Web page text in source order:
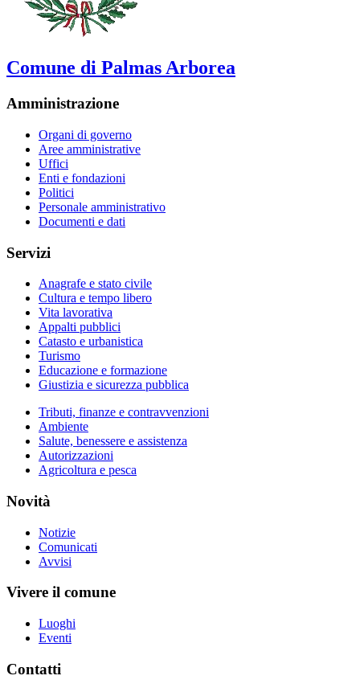
Comune di Palmas Arborea
Amministrazione
Organi di governo
Aree amministrative
Uffici
Enti e fondazioni
Politici
Personale amministrativo
Documenti e dati
Servizi
Anagrafe e stato civile
Cultura e tempo libero
Vita lavorativa
Appalti pubblici
Catasto e urbanistica
Turismo
Educazione e formazione
Giustizia e sicurezza pubblica
Tributi, finanze e contravvenzioni
Ambiente
Salute, benessere e assistenza
Autorizzazioni
Agricoltura e pesca
Novità
Notizie
Comunicati
Avvisi
Vivere il comune
Luoghi
Eventi
Contatti